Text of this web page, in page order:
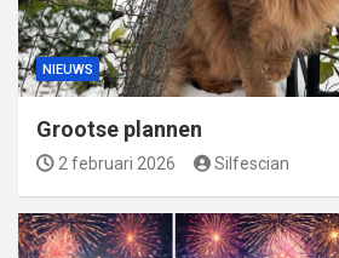
NIEUWS
Grootse plannen
2 februari 2026 Silfescian